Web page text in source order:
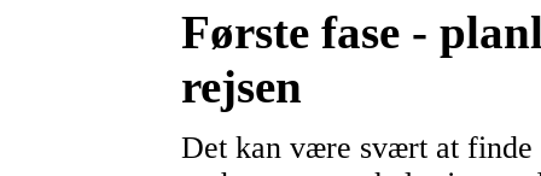
Første fase -
rejsen
Det kan være svært at finde